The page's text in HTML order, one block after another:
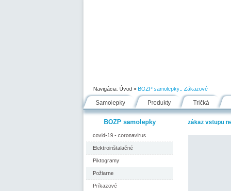
Navigácia: Úvod » BOZP samolepky:: Zákazové
Samolepky Produkty Tričká
BOZP samolepky
covid-19 - coronavirus
Elektroinštalačné
Piktogramy
Požiarne
Príkazové
zákaz vstupu